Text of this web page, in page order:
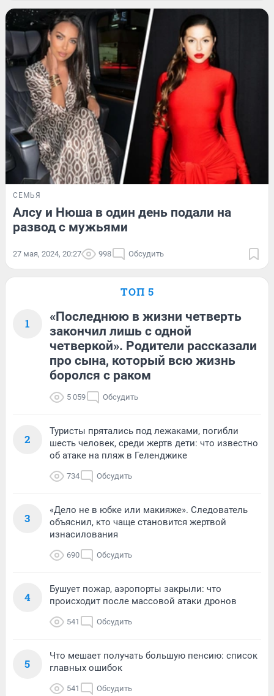
СЕМЬЯ
Алсу и Нюша в один день подали на
развод с мужьями
27 мая, 2024, 20:27 998 Обсудить
ТОП 5
1
«Последнюю в жизни четверть
закончил лишь с одной
четверкой». Родители рассказали
про сына, который всю жизнь
боролся с раком
5 059 Обсудить
2
Туристы прятались под лежаками, погибли
шесть человек, среди жертв дети: что известно
об атаке на пляж в Геленджике
734 Обсудить
3
«Дело не в юбке или макияже». Следователь
объяснил, кто чаще становится жертвой
изнасилования
690 Обсудить
4
Бушует пожар, аэропорты закрыли: что
происходит после массовой атаки дронов
541 Обсудить
5
Что мешает получать большую пенсию: список
главных ошибок
541 Обсудить